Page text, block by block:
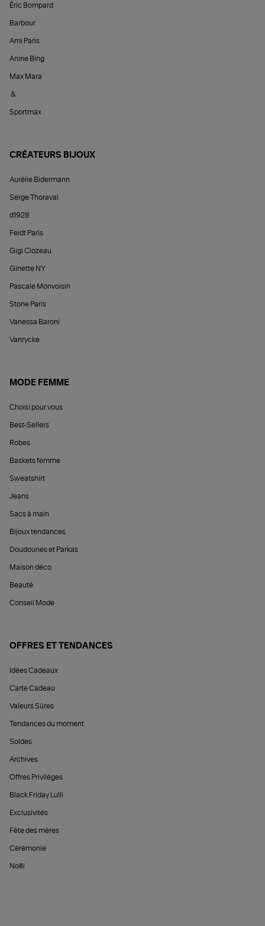
Éric Bompard
Barbour
Ami Paris
Anine Bing
Max Mara
&
Sportmax
CRÉATEURS BIJOUX
Aurélie Bidermann
Serge Thoraval
d1928
Feidt Paris
Gigi Clozeau
Ginette NY
Pascale Monvoisin
Stone Paris
Vanessa Baroni
Vanrycke
MODE FEMME
Choisi pour vous
Best-Sellers
Robes
Baskets femme
Sweatshirt
Jeans
Sacs à main
Bijoux tendances
Doudounes et Parkas
Maison déco
Beauté
Conseil Mode
OFFRES ET TENDANCES
Idées Cadeaux
Carte Cadeau
Valeurs Sûres
Tendances du moment
Soldes
Archives
Offres Privilèges
Black Friday Lulli
Exclusivités
Fête des mères
Cérémonie
Noël